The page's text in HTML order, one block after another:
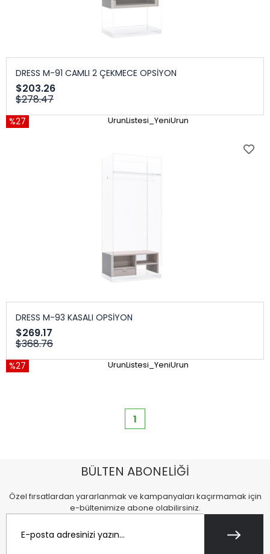
DRESS M-91 CAMLI 2 ÇEKMECE OPSİYON
$203.26
$278.47
%27 UrunListesi_YeniUrun
DRESS M-93 KASALI OPSİYON
$269.17
$368.76
%27 UrunListesi_YeniUrun
1
BÜLTEN ABONELİĞİ
Özel fırsatlardan yararlanmak ve kampanyaları kaçırmamak için
e-bültenimize abone olabilirsiniz.